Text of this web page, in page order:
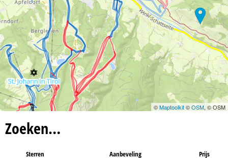
©Maptoolkit©OSM, © OSM
Zoeken…
Sterren Aanbeveling Prijs